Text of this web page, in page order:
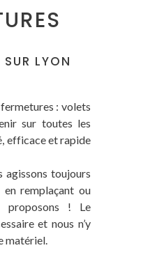
LYON
: volets
sur toutes les
efficace et rapide
toujours
remplaçant ou
proposons ! Le
et nous n’y
matériel.